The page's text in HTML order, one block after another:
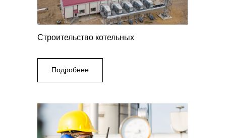
Строительство котельных
Подробнее